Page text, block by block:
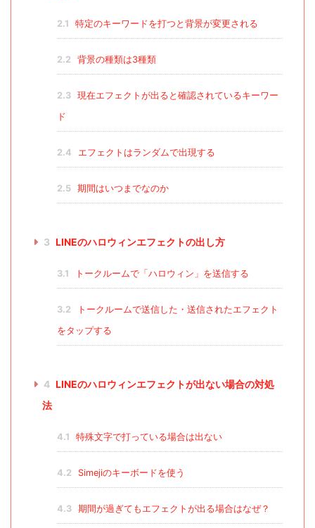
2.1 特定のキーワードを打つと背景が変更される
2.2 背景の種類は3種類
2.3
現在エフェクトが出ると確認されているキーワー
ド
2.4 エフェクトはランダムで出現する
2.5 期間はいつまでなのか
3 LINEのハロウィンエフェクトの出し方
3.1 トークルームで「ハロウィン」を送信する
3.2
トークルームで送信した・送信されたエフェクト
をタップする
4 LINEのハロウィンエフェクトが出ない場合の対処
法
4.1 特殊文字で打っている場合は出ない
4.2 Simejiのキーボードを使う
4.3 期間が過ぎてもエフェクトが出る場合はなぜ？